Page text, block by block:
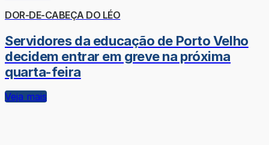
DOR-DE-CABEÇA DO LÉO
Servidores da educação de Porto Velho
decidem entrar em greve na próxima
quarta-feira
Veja mais